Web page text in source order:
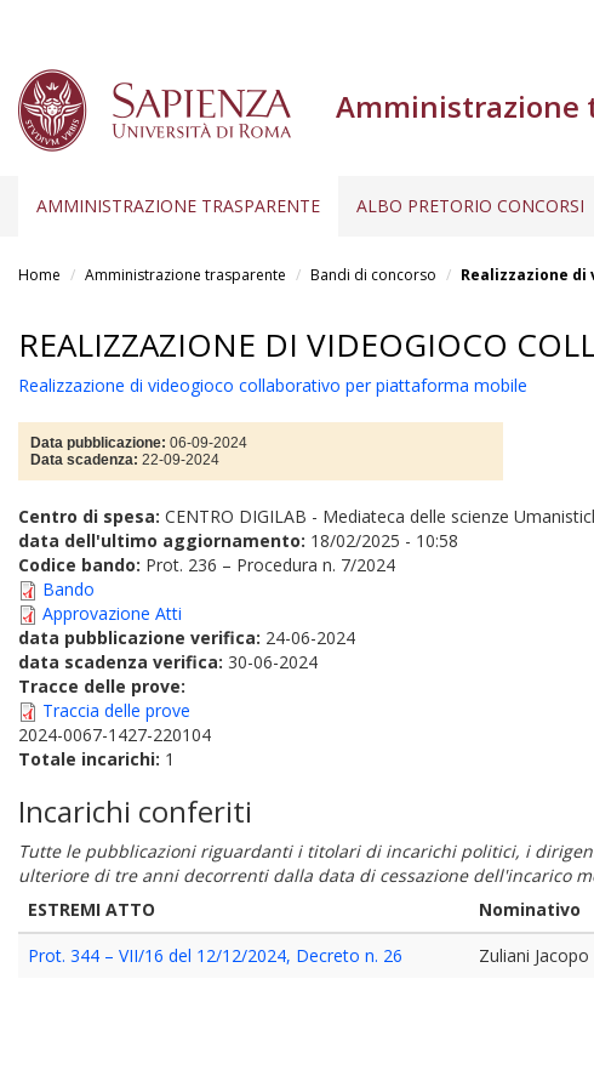
Amministrazione
AMMINISTRAZIONE TRASPARENTE ALBO PRETORIO CONCORSI
Home Amministrazione trasparente Bandi di concorso Realizzazione
REALIZZAZIONE DI VIDEOGIOCO
Realizzazione di videogioco collaborativo per piattaforma mobile
Data pubblicazione: 06-09-2024
Data scadenza: 22-09-2024
Centro di spesa: CENTRO DIGILAB - Mediateca delle scienze
data dell'ultimo aggiornamento: 18/02/2025 - 10:58
Codice bando: Prot. 236 – Procedura n. 7/2024
Bando
Approvazione Atti
data pubblicazione verifica: 24-06-2024
data scadenza verifica: 30-06-2024
Tracce delle prove:
Traccia delle prove
2024-0067-1427-220104
Totale incarichi: 1
Incarichi conferiti
Tutte le pubblicazioni riguardanti i titolari di incarichi politici, i
ulteriore di tre anni decorrenti dalla data di cessazione dell'incarico
ESTREMI ATTO
Nominativo
Prot. 344 – VII/16 del 12/12/2024, Decreto n. 26
Zuliani Jacopo